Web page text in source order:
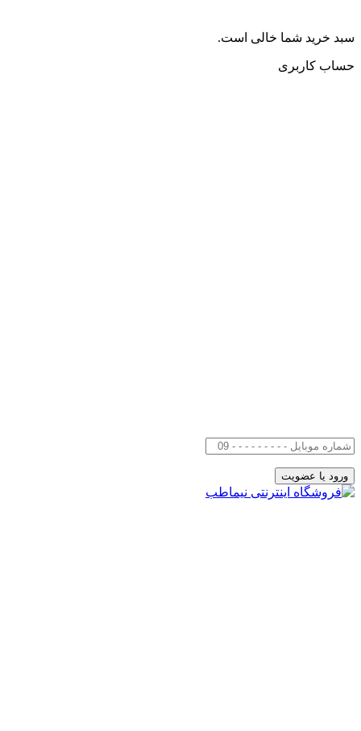
سبد خرید شما خالی است.
حساب کاربری